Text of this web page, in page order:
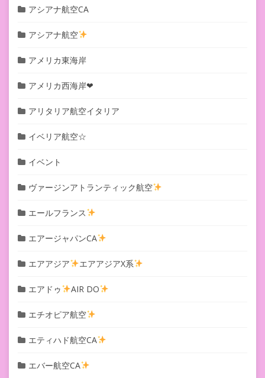
アシアナ航空CA
アシアナ航空
アメリカ東海岸
アメリカ西海岸❤︎
アリタリア航空イタリア
イベリア航空☆
イベント
ヴァージンアトランティック航空
エールフランス
エアージャパンCA
エアアジア エアアジアX系
エアドゥ AIR DO
エチオピア航空
エティハド航空CA
エバー航空CA